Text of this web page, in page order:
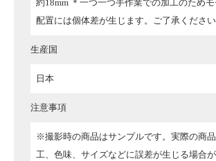
約18mm ＊一つ一つ手作業での加工のためモ
配置には個体差が生じます。ご了承ください
生産国
日本
注意事項
※撮影時の商品はサンプルです。実際の商
工、色味、サイズなどに誤差が生じる場合